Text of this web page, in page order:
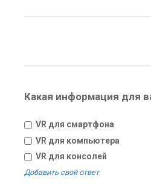
Какая информация для
VR для смартфона
VR для компьютера
VR для консолей
Добавить свой ответ